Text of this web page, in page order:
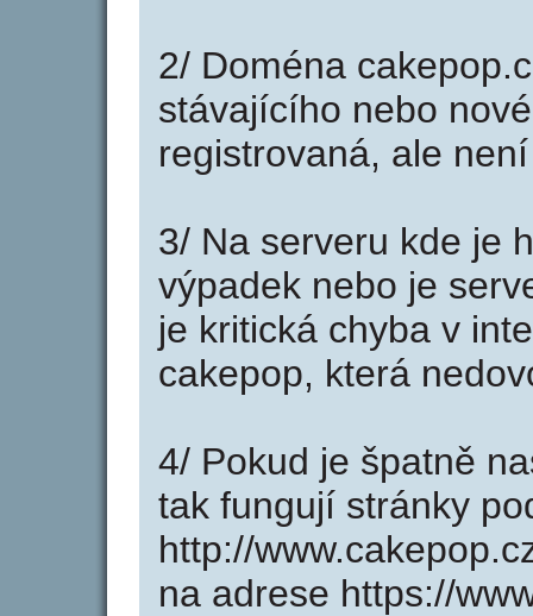
2/ Doména
stávajícího nebo
registrovaná, ale
3/ Na serveru kde je
výpadek nebo je
je kritická chyba v
cakepop, která
4/ Pokud je špatně
tak fungují stránky
http://
na adrese https://